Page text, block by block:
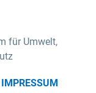
für Umwelt,
IMPRESSUM